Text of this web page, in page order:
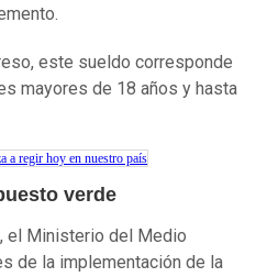
este sueldo corresponde
mayores de 18 años y hasta
a regir hoy en nuestro país
verde
el Ministerio del Medio
de la implementación de la